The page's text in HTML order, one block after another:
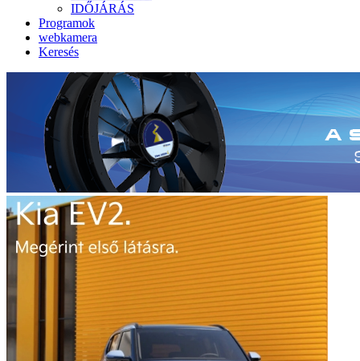
IDŐJÁRÁS
Programok
webkamera
Keresés